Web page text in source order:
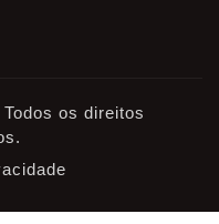
os direitos